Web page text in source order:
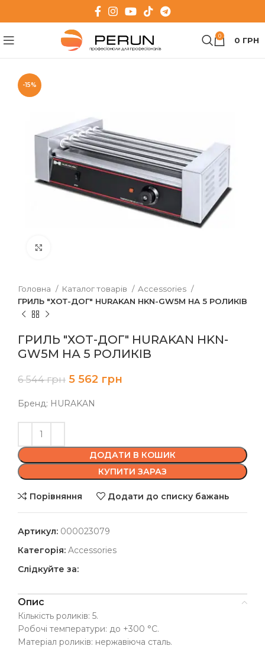
0 0 ГРН
-15%
Головна Каталог товарів
Accessories
ГРИЛЬ "ХОТ-ДОГ" HURAKAN HKN-GW5M НА 5 РОЛИКІВ
ГРИЛЬ "ХОТ-ДОГ" HURAKAN HKN-
GW5M НА 5 РОЛИКІВ
6 544грн 5 562 грн
Бренд: HURAKAN
ДОДАТИ В КОШИК
КУПИТИ ЗАРАЗ
Порівняння Додати до списку бажань
Артикул: 000023079
Категорія: Accessories
Слідкуйте за:
Опис
Кількість роликів: 5.
Робочі температури: до +300 °С.
Матеріал роликів: нержавіюча сталь.